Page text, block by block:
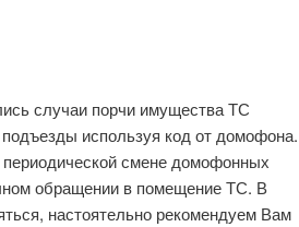
случаи порчи имущества ТС
используя код от домофона.
смене домофонных
обращении в помещение ТС. В
настоятельно рекомендуем Вам